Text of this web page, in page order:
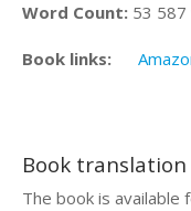
Word Count: 53
Book links:
Book
The book is